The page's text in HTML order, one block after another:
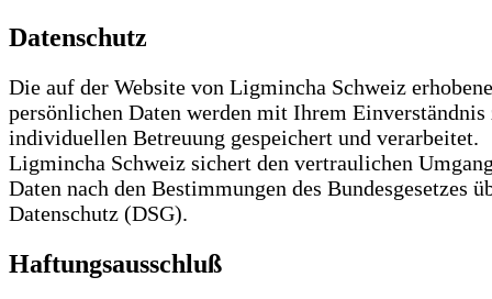
Datenschutz
Die auf der Website von Ligmincha Schweiz
persönlichen Daten werden mit Ihrem Einverständnis
individuellen Betreuung gespeichert und verarbeitet.
Ligmincha Schweiz sichert den vertraulichen
Daten nach den Bestimmungen des Bundesgesetzes
Datenschutz (DSG).
Haftungsausschluß